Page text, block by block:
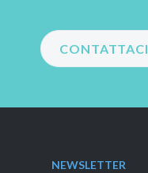
CONTATTACI
NEWSLETTER